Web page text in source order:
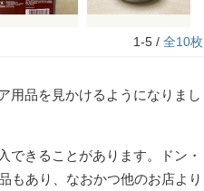
1-5 / 全10枚
用品を見かけるようになりまし
できることがあります。ドン・
もあり、なおかつ他のお店より